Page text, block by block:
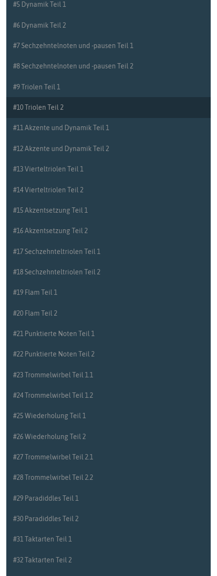
#5 Dynamik Teil 1
#6 Dynamik Teil 2
#7 Sechzehntelnoten und -pausen Teil 1
#8 Sechzehntelnoten und -pausen Teil 2
#9 Triolen Teil 1
#10 Triolen Teil 2
#11 Akzente und Dynamik Teil 1
#12 Akzente und Dynamik Teil 2
#13 Vierteltriolen Teil 1
#14 Vierteltriolen Teil 2
#15 Akzentsetzung Teil 1
#16 Akzentsetzung Teil 2
#17 Sechzehnteltriolen Teil 1
#18 Sechzehnteltriolen Teil 2
#19 Flam Teil 1
#20 Flam Teil 2
#21 Punktierte Noten Teil 1
#22 Punktierte Noten Teil 2
#23 Trommelwirbel Teil 1.1
#24 Trommelwirbel Teil 1.2
#25 Wiederholung Teil 1
#26 Wiederholung Teil 2
#27 Trommelwirbel Teil 2.1
#28 Trommelwirbel Teil 2.2
#29 Paradiddles Teil 1
#30 Paradiddles Teil 2
#31 Taktarten Teil 1
#32 Taktarten Teil 2